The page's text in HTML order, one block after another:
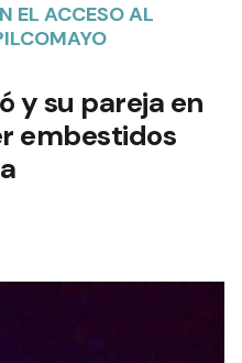
EL ACCESO AL
y su pareja en
embestidos